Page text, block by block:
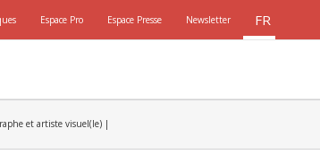
Espace Pro Espace Presse Newsletter FR
et artiste visuel(le) |